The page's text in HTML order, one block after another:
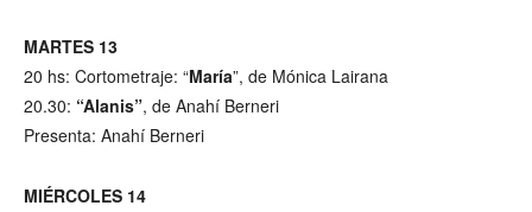
MARTES 13
20 hs: Cortometraje: “María”, de Mónica Lairana
20.30: “Alanis”, de Anahí Berneri
Presenta: Anahí Berneri
MIÉRCOLES 14